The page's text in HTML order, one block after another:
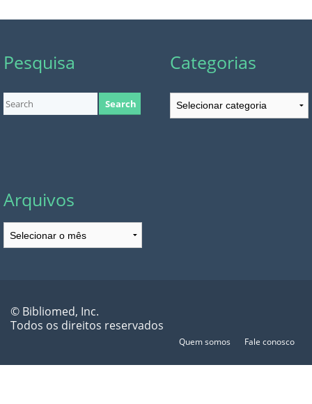
Pesquisa Categorias
Categorias
Arquivos
Arquivos
© Bibliomed, Inc.
Todos os direitos reservados
Quem somos Fale conosco